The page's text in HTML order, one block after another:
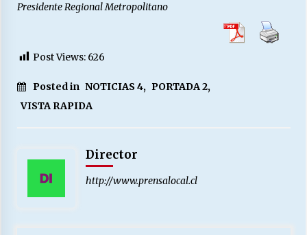
Presidente Regional Metropolitano
Post Views: 626
Posted in NOTICIAS 4, PORTADA 2,
VISTA RAPIDA
Director
http://www.prensalocal.cl